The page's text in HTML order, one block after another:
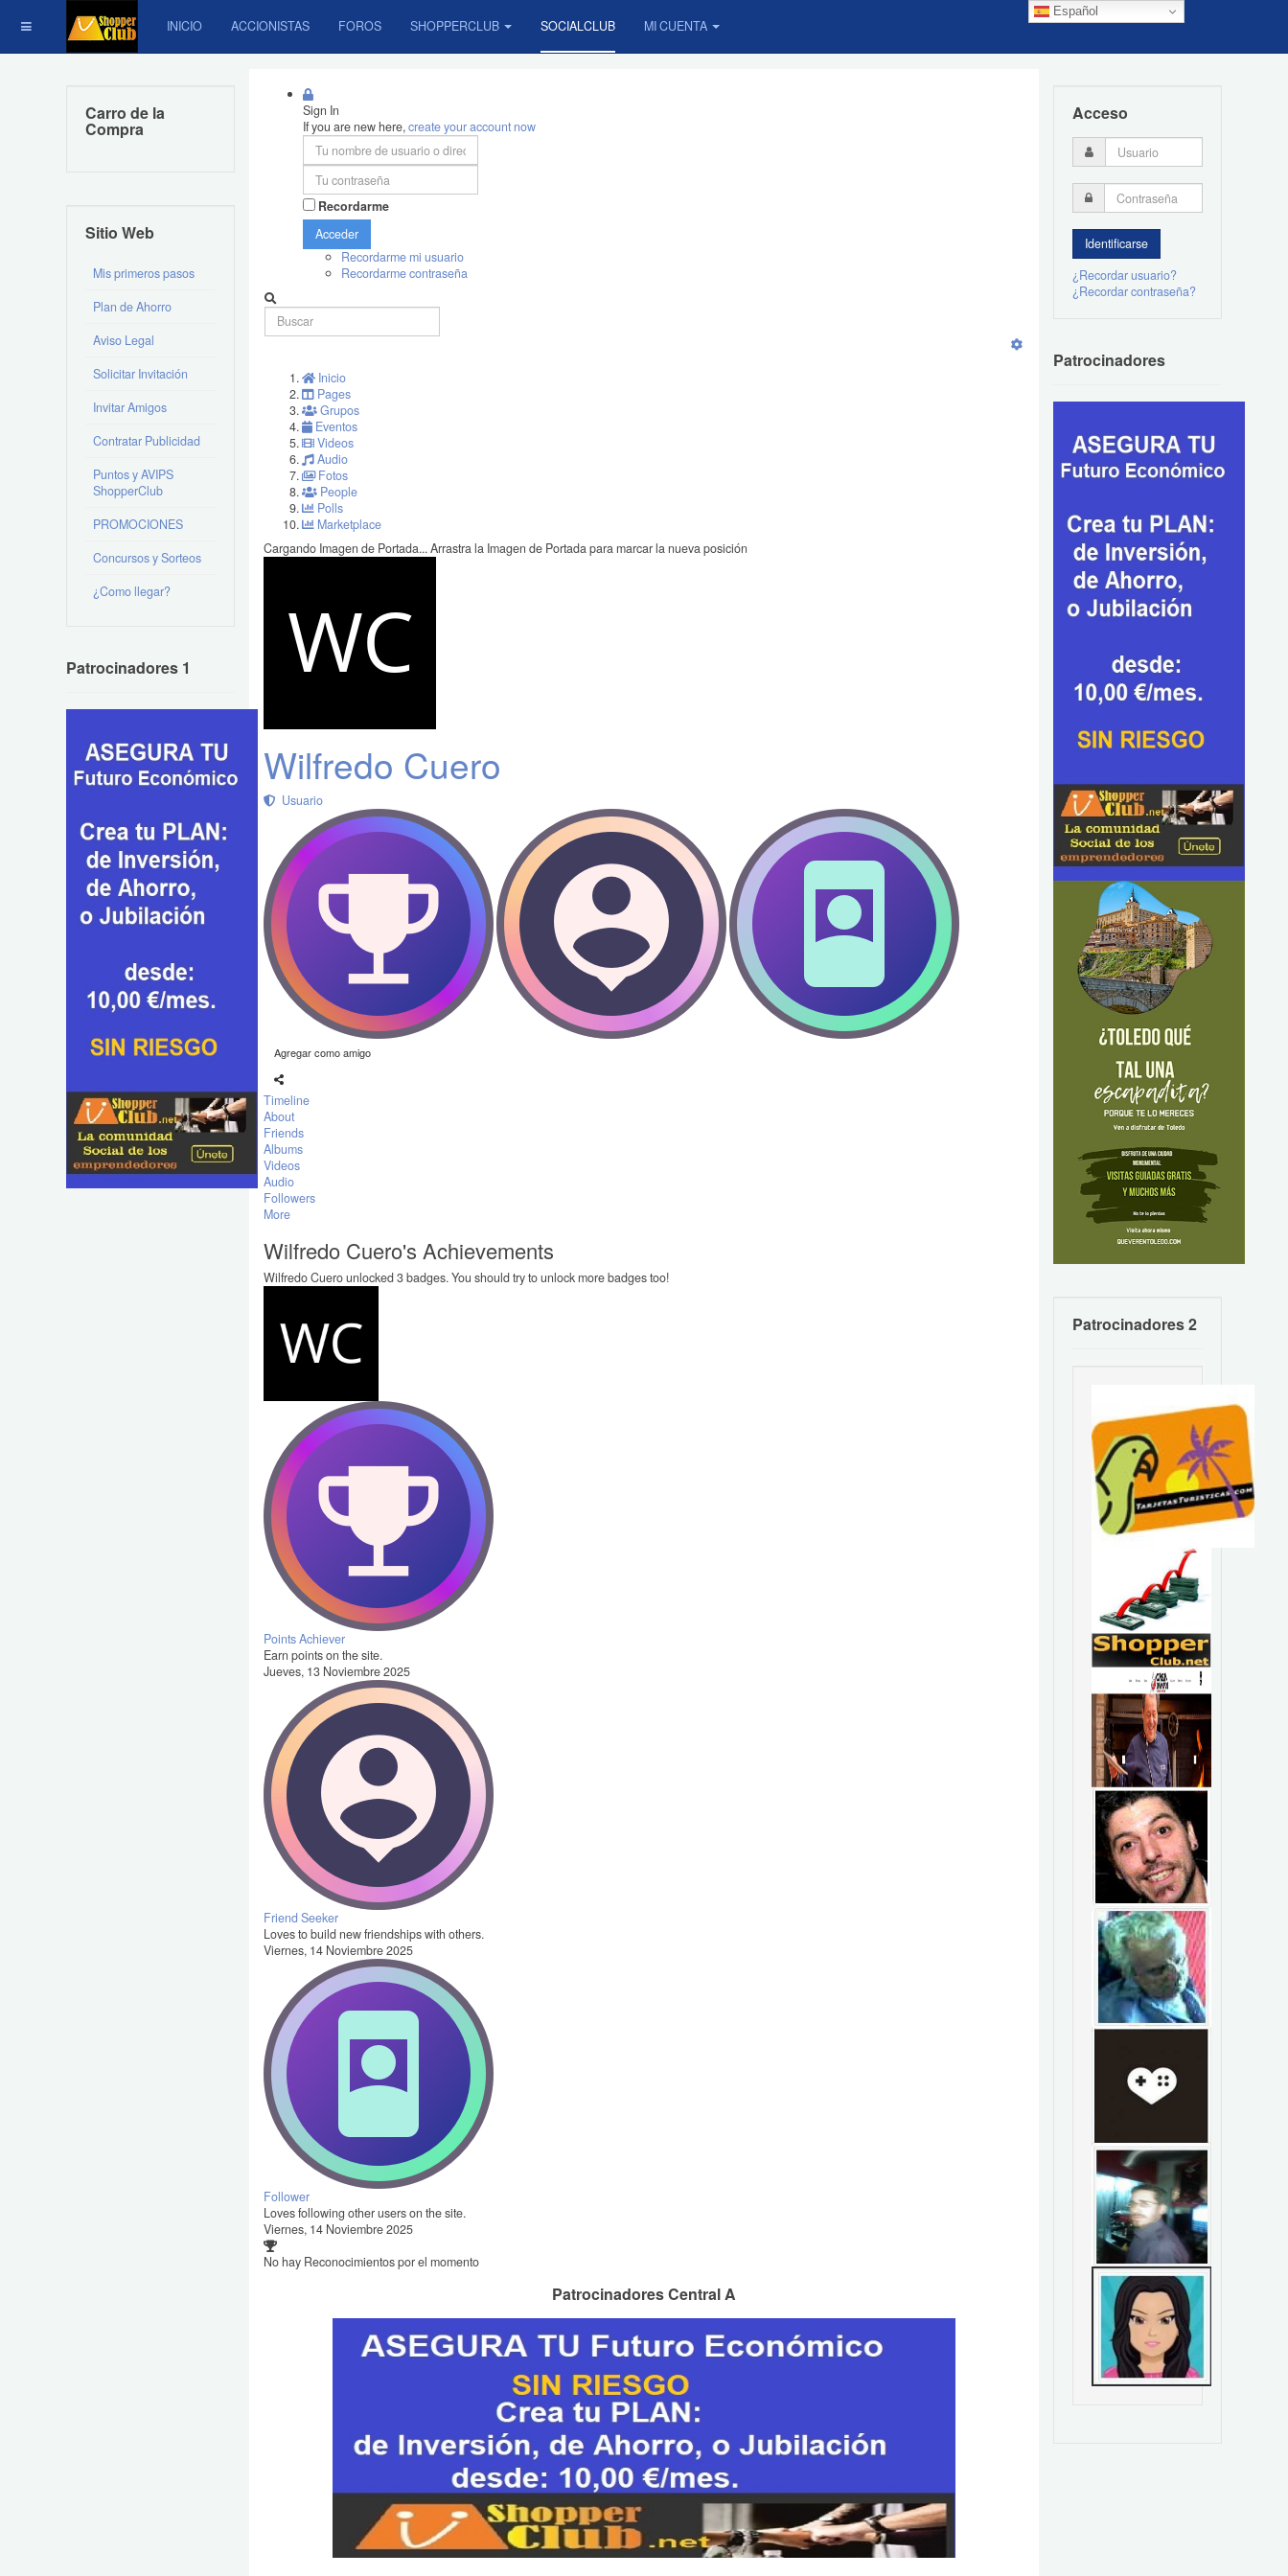
Español
INICIO ACCIONISTAS FOROS SHOPPERCLUB SOCIALCLUB MI CUENTA
Sign In
If you are new here,create your account now
Recordarme
Acceder
Recordarme mi usuario
Recordarme contraseña
Inicio
Pages
Grupos
Eventos
Videos
Audio
Fotos
People
Polls
Marketplace
Cargando Imagen de Portada...Arrastra la Imagen de Portada para marcar la nueva posición
Wilfredo Cuero
Usuario
Agregar como amigo
Timeline
About
Friends
Albums
Videos
Audio
Followers
More
Wilfredo Cuero's Achievements
Wilfredo Cuero unlocked 3 badges. You should try to unlock more badges too!
Points Achiever
Earn points on the site.
Jueves, 13 Noviembre 2025
Friend Seeker
Loves to build new friendships with others.
Viernes, 14 Noviembre 2025
Follower
Loves following other users on the site.
Viernes, 14 Noviembre 2025
No hay Reconocimientos por el momento
Patrocinadores Central A
Carro de la
Compra
Sitio Web
Mis primeros pasos
Plan de Ahorro
Aviso Legal
Solicitar Invitación
Invitar Amigos
Contratar Publicidad
Puntos y AVIPS
ShopperClub
PROMOCIONES
Concursos y Sorteos
¿Como llegar?
Patrocinadores 1
Acceso
¿Recordar usuario?
¿Recordar contraseña?
Patrocinadores
Patrocinadores 2